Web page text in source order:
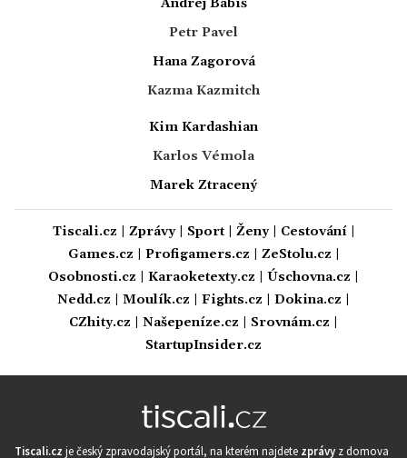
Petr Pavel
Hana Zagorová
Kazma Kazmitch
Kim Kardashian
Karlos Vémola
Marek Ztracený
Tiscali.cz Zprávy| Sport| Ženy| Cestování|
Games.cz
Profigamers.cz ZeStolu.cz
Osobnosti.cz
Karaoketexty.cz Úschovna.cz
Nedd.cz
Moulík.cz Fights.cz Dokina.cz
CZhity.cz
Našepeníze.cz Srovnám.cz
StartupInsider.cz
Tiscali.cz je český zpravodajský portál, na kterém najdete zprávy z domova